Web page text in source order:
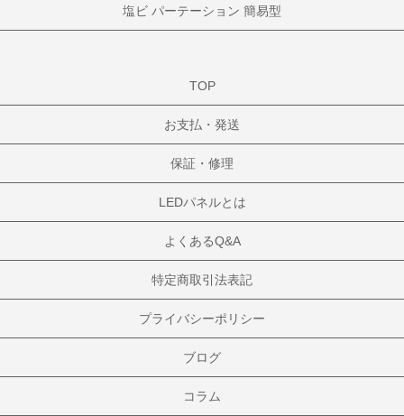
塩ビ パーテーション 簡易型
TOP
お支払・発送
保証・修理
LEDパネルとは
よくあるQ&A
特定商取引法表記
プライバシーポリシー
ブログ
コラム